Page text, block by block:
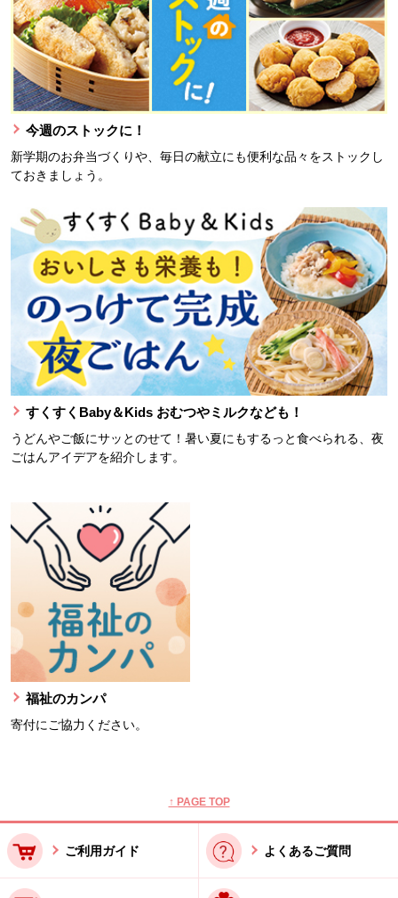
今週のストックに！
新学期のお弁当づくりや、毎日の献立にも便利な品々をストックし
ておきましょう。
すくすくBaby＆Kids おむつやミルクなども！
うどんやご飯にサッとのせて！暑い夏にもするっと食べられる、夜
ごはんアイデアを紹介します。
福祉のカンパ
寄付にご協力ください。
↑ PAGE TOP
ご利用ガイド よくあるご質問